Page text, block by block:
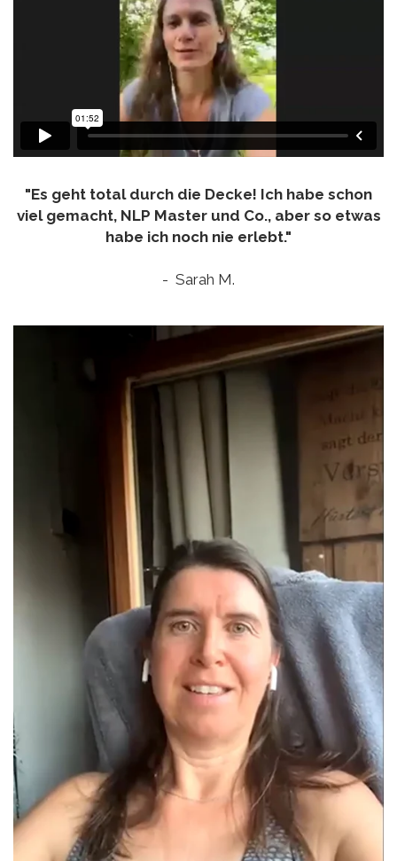
"Es geht total durch die Decke! Ich habe schon
viel gemacht, NLP Master und Co., aber so etwas
habe ich noch nie erlebt."
- Sarah M.